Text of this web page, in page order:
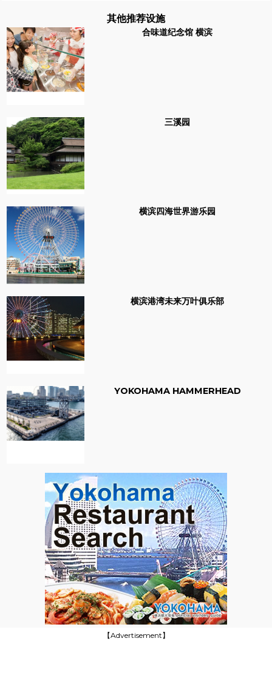
其他推荐设施
合味道纪念馆 横滨
三溪园
横滨四海世界游乐园
横滨港湾未来万叶俱乐部
YOKOHAMA HAMMERHEAD
【Advertisement】